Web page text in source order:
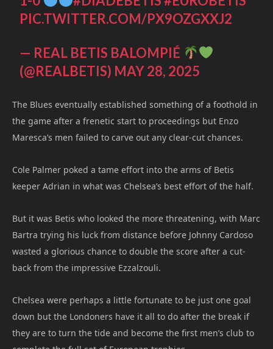
PIC.TWITTER.COM/PX9OZGXXJ2
— REAL BETIS BALOMPIÉ
(@REALBETIS) MAY 28, 2025
The Blues eventually established something of a foothold in
the game after a frenetic start to proceedings but Enzo
Maresca’s men failed to carve out any clear-cut chances.
Cole Palmer poked a tame effort into the arms of Betis
keeper Adrian in what was Chelsea’s best effort of the half.
But it was Betis who looked the more threatening, with Marc
Bartra trying his luck from distance before Johnny Cardoso
wasted a glorious chance to double the score after a cut-
back from the impressive Ezzalzouli.
Chelsea were perhaps a little fortunate to be just one goal
down but the Londoners have it all to do after the break if
they are to turn the tide and become the first men’s club to